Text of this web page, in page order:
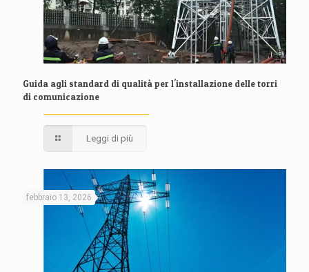
Guida agli standard di qualità per l'installazione delle torri
di comunicazione
Leggi di più
febbraio 13, 2026